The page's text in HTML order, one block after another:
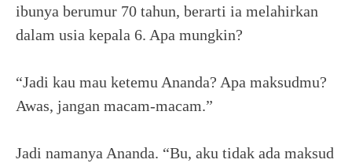
ibunya berumur 70 tahun, berarti ia melahirkan
dalam usia kepala 6. Apa mungkin?
“Jadi kau mau ketemu Ananda? Apa maksudmu?
Awas, jangan macam-macam.”
Jadi namanya Ananda. “Bu, aku tidak ada maksud